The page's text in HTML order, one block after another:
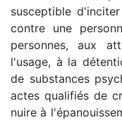
susceptible
contre une
personnes, aux
l'usage, à la
de substances
actes qualifiés de
nuire à